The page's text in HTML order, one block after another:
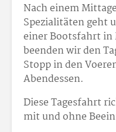
Nach einem
Spezialitäten geht
einer Bootsfahrt in
beenden wir den
Stopp in den
Abendessen.
Diese Tagesfahrt
mit und ohne